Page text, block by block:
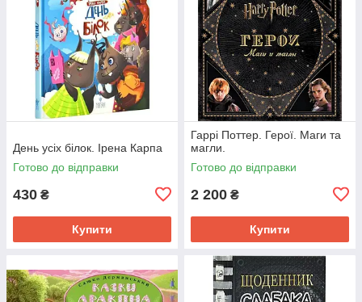
День усіх білок. Ірена Карпа
Готово до відправки
430 ₴
Купити
Гаррі Поттер. Герої. Маги та
магли.
Готово до відправки
2 200 ₴
Купити